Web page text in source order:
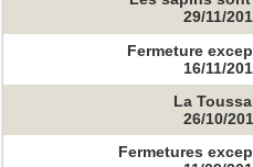
29/11/
Fermeture
16/11/
La
26/10/
Fermetures